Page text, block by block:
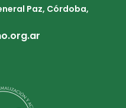
Paz, Córdoba,